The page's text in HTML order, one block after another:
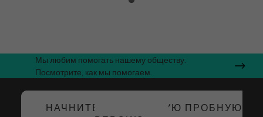
Мы любим помогать нашему обществу.
Посмотрите, как мы помогаем.
НАЧНИТЕ БЕСПЛАТНУЮ ПРОБНУЮ